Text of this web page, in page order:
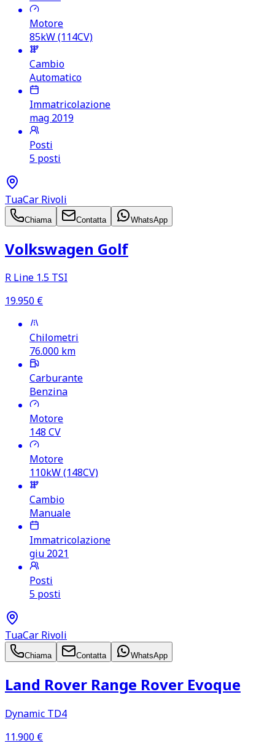
Motore
85kW (114CV)
Cambio
Automatico
Immatricolazione
mag 2019
Posti
5 posti
TuaCar Rivoli
Chiama Contatta WhatsApp
Volkswagen Golf
R Line 1.5 TSI
19.950 €
Chilometri
76.000 km
Carburante
Benzina
Motore
148 CV
Motore
110kW (148CV)
Cambio
Manuale
Immatricolazione
giu 2021
Posti
5 posti
TuaCar Rivoli
Chiama Contatta WhatsApp
Land Rover Range Rover Evoque
Dynamic TD4
11.900 €